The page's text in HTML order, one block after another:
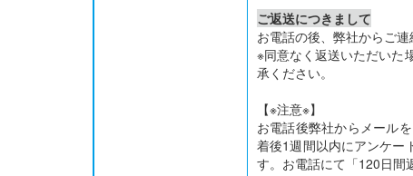
ご返送につきまして
お電話の後、弊社からご連
※同意なく返送いただいた
承ください。
【※注意※】
お電話後弊社からメール
着後1週間以内にアンケー
す。お電話にて「120日間